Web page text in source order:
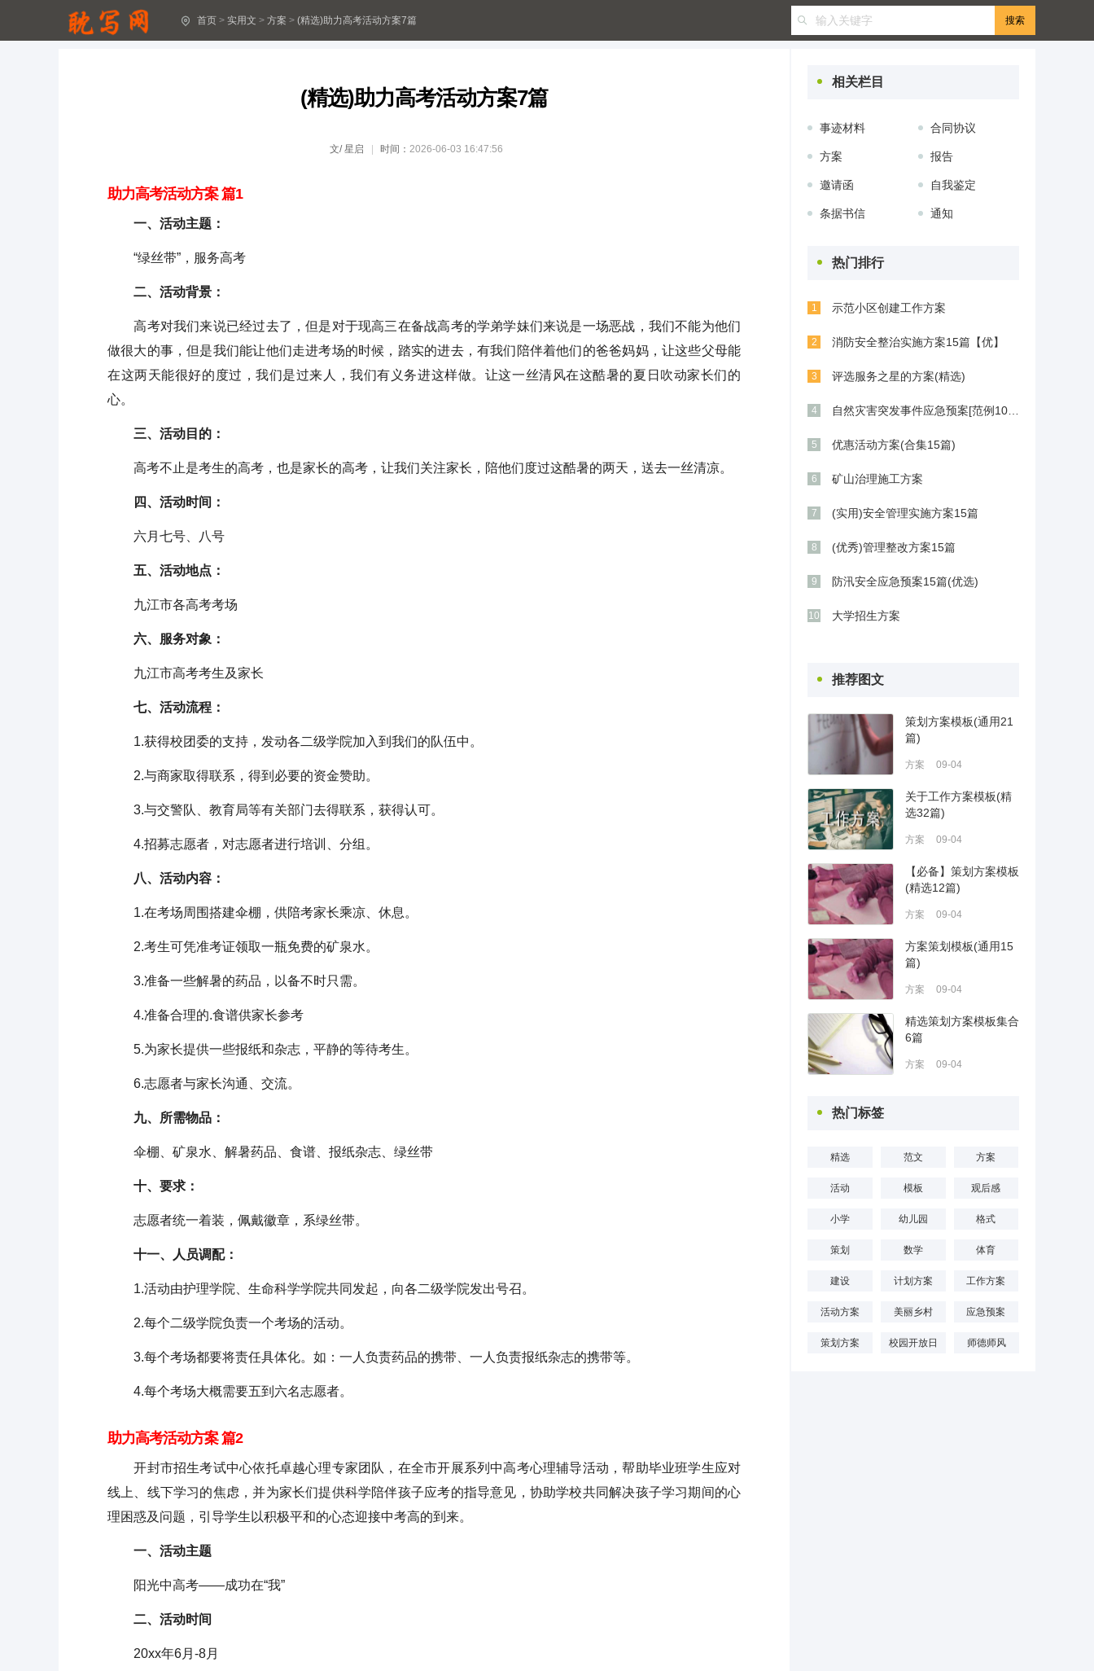
首页 > 实用文 > 方案 > (精选)助力高考活动方案7篇
(精选)助力高考活动方案7篇
文/星启 时间： 2026-06-03 16:47:56
助力高考活动方案 篇1
一、活动主题：
“绿丝带”，服务高考
二、活动背景：
高考对我们来说已经过去了，但是对于现高三在备战高考的学弟学妹们来说是一场恶战，我们不能为他们
做很大的事，但是我们能让他们走进考场的时候，踏实的进去，有我们陪伴着他们的爸爸妈妈，让这些父母能
在这两天能很好的度过，我们是过来人，我们有义务进这样做。让这一丝清风在这酷暑的夏日吹动家长们的
心。
三、活动目的：
高考不止是考生的高考，也是家长的高考，让我们关注家长，陪他们度过这酷暑的两天，送去一丝清凉。
四、活动时间：
六月七号、八号
五、活动地点：
九江市各高考考场
六、服务对象：
九江市高考考生及家长
七、活动流程：
1.获得校团委的支持，发动各二级学院加入到我们的队伍中。
2.与商家取得联系，得到必要的资金赞助。
3.与交警队、教育局等有关部门去得联系，获得认可。
4.招募志愿者，对志愿者进行培训、分组。
八、活动内容：
1.在考场周围搭建伞棚，供陪考家长乘凉、休息。
2.考生可凭准考证领取一瓶免费的矿泉水。
3.准备一些解暑的药品，以备不时只需。
4.准备合理的.食谱供家长参考
5.为家长提供一些报纸和杂志，平静的等待考生。
6.志愿者与家长沟通、交流。
九、所需物品：
伞棚、矿泉水、解暑药品、食谱、报纸杂志、绿丝带
十、要求：
志愿者统一着装，佩戴徽章，系绿丝带。
十一、人员调配：
1.活动由护理学院、生命科学学院共同发起，向各二级学院发出号召。
2.每个二级学院负责一个考场的活动。
3.每个考场都要将责任具体化。如：一人负责药品的携带、一人负责报纸杂志的携带等。
4.每个考场大概需要五到六名志愿者。
助力高考活动方案 篇2
开封市招生考试中心依托卓越心理专家团队，在全市开展系列中高考心理辅导活动，帮助毕业班学生应对
线上、线下学习的焦虑，并为家长们提供科学陪伴孩子应考的指导意见，协助学校共同解决孩子学习期间的心
理困惑及问题，引导学生以积极平和的心态迎接中考高的到来。
一、活动主题
阳光中高考——成功在“我”
二、活动时间
20xx年6月-8月
2026年广西普通高校招生考试和录取工作方案
学校元旦演出活动方案(精选7篇)
学校庆元旦活动方案(精选7篇)
工会冬季送温暖活动方案(精选9篇)
店庆活动方案(精选7篇)
相关栏目
事迹材料 合同协议
方案 报告
邀请函 自我鉴定
条据书信 通知
热门排行
1 示范小区创建工作方案
2 消防安全整治实施方案15篇【优】
3 评选服务之星的方案(精选)
4
5 优惠活动方案(合集15篇)
6 矿山治理施工方案
7 (实用)安全管理实施方案15篇
8 (优秀)管理整改方案15篇
9 防汛安全应急预案15篇(优选)
10 大学招生方案
推荐图文
策划方案模板(通用21
篇)
方案 09-04
关于工作方案模板(精
选32篇)
方案 09-04
【必备】策划方案模板
(精选12篇)
方案 09-04
方案策划模板(通用15
篇)
方案 09-04
精选策划方案模板集合
6篇
方案 09-04
热门标签
精选 范文 方案
活动 模板 观后感
小学 幼儿园 格式
策划 数学 体育
建设 计划方案 工作方案
活动方案 美丽乡村 应急预案
策划方案 校园开放日 师德师风